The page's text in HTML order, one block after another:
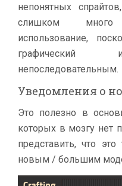
непонятных
слишком много
использование,
графический
непоследовательным.
Уведомления о
Это полезно в
которых в мозгу нет
представить, что
новым / большим